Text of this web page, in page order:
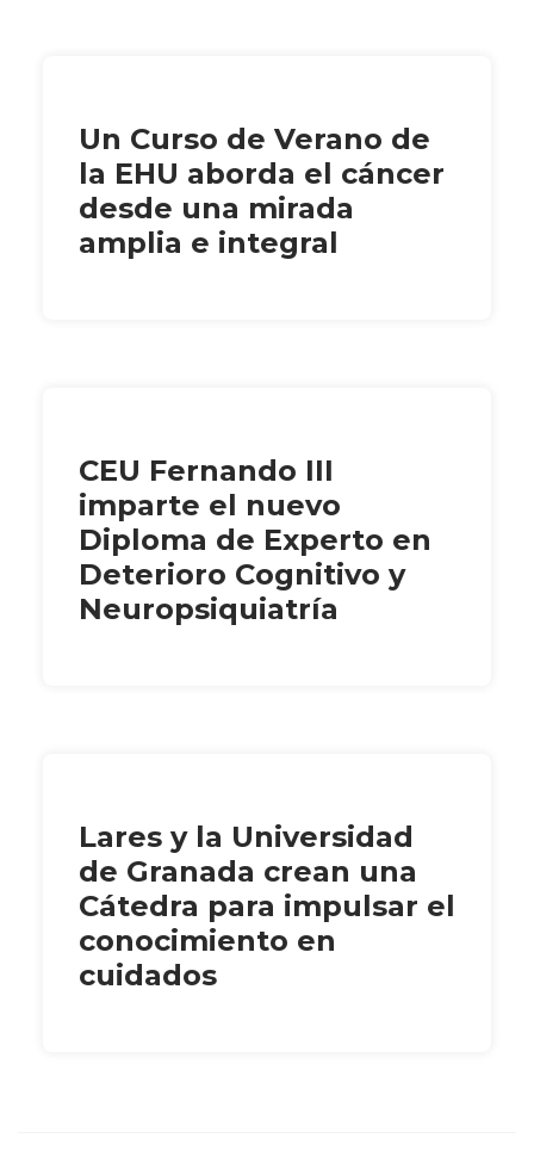
Un Curso de Verano de
la EHU aborda el cáncer
desde una mirada
amplia e integral
CEU Fernando III
imparte el nuevo
Diploma de Experto en
Deterioro Cognitivo y
Neuropsiquiatría
Lares y la Universidad
de Granada crean una
Cátedra para impulsar el
conocimiento en
cuidados